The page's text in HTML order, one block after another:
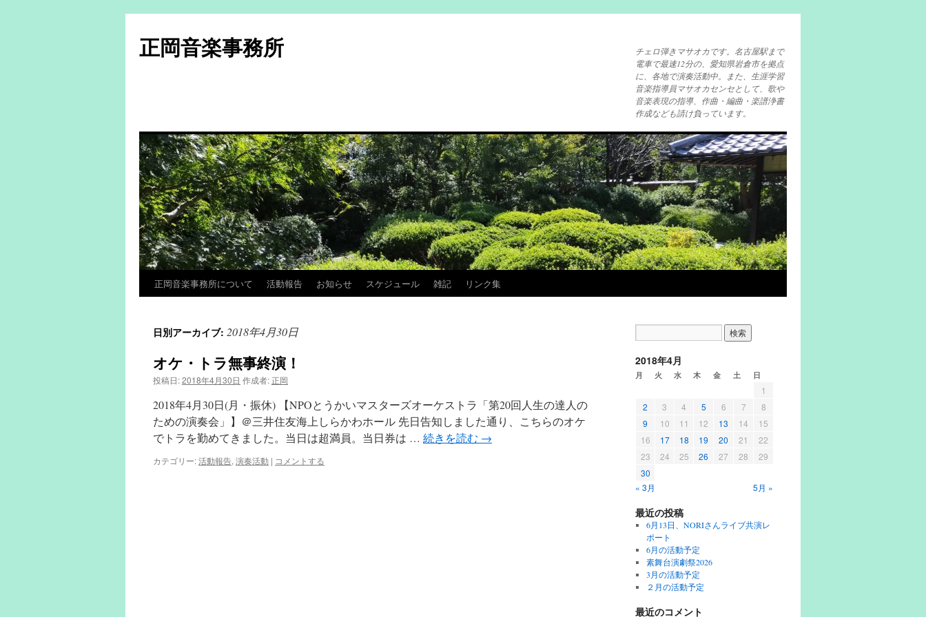
テ
ン
プ
正岡音楽事務所
チェロ弾きマサオカです。名古屋駅まで
電車で最速12分の、愛知県岩倉市を拠点
に、各地で演奏活動中。また、生涯学習
音楽指導員マサオカセンセとして、歌や
音楽表現の指導、作曲・編曲・楽譜浄書
作成なども請け負っています。
正岡音楽事務所について 活動報告 お知らせ スケジュール 雑記 リンク集
日別アーカイブ: 2018年4月30日
オケ・トラ無事終演！
投稿日:2018年4月30日 作成者: 正岡
2018年4月30日(月・振休) 【NPOとうかいマスターズオーケストラ「第20回人生の達人の
ための演奏会」】＠三井住友海上しらかわホール 先日告知しました通り、こちらのオケ
でトラを勤めてきました。当日は超満員。当日券は … 続きを読む →
カテゴリー:活動報告, 演奏活動 | コメントする
2018年4月
月 火 水 木 金 土 日
1
2
3 4 5 6 7
8
9
10 11 12 13 14
15
16
17 18 19 20 21
22
23
24 25 26 27 28
29
30
« 3月
5月 »
最近の投稿
6月13日、NORIさんライブ共演レ
ポート
6月の活動予定
素舞台演劇祭2026
3月の活動予定
２月の活動予定
最近のコメント